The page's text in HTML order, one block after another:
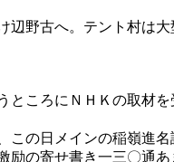
野古へ。テント村は大
ころにＮＨＫの取材を
の日メインの稲嶺進
励の寄せ書き一三〇通